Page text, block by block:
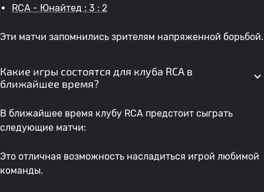
RCA - Юнайтед : 3 : 2
Эти матчи запомнились зрителям напряженной борьбой.
Какие игры состоятся для клуба RCA в
ближайшее время?
В ближайшее время клубу RCA предстоит сыграть
следующие матчи:
Это отличная возможность насладиться игрой любимой
команды.